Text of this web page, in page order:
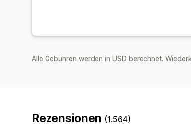
Alle Gebühren werden in USD berechnet.
Rezensionen (1.564)